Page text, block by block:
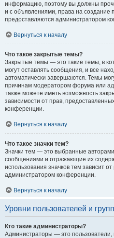
информацию, поэтому вы должны
и с объявлениями, права на создание
предоставляются администратором
Вернуться к началу
Что такое закрытые темы?
Закрытые темы — это такие темы, в
могут оставлять сообщения, и все
автоматически завершаются. Темы
причинам модератором форума или
также можете иметь возможность
зависимости от прав,
конференции.
Вернуться к началу
Что такое значки тем?
Значки тем — это выбранные
сообщениями и отражающие их
использования значков тем зависит
администратором конференции.
Вернуться к началу
Уровни пользователей и
Кто такие администраторы?
Администраторы — это